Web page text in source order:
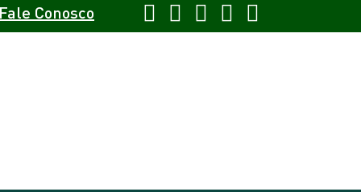
Conosco